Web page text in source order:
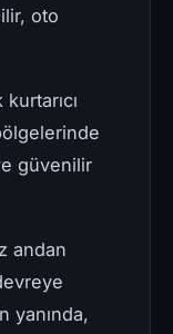
oto
güvenilir
andan
yanında,